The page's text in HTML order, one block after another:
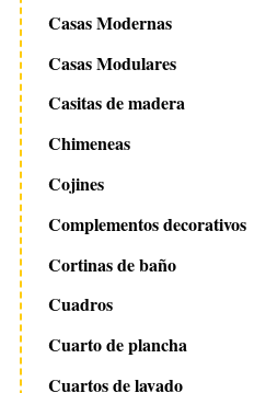
Casas Modernas
Casas Modulares
Casitas de madera
Chimeneas
Cojines
Complementos decorativos
Cortinas de baño
Cuadros
Cuarto de plancha
Cuartos de lavado